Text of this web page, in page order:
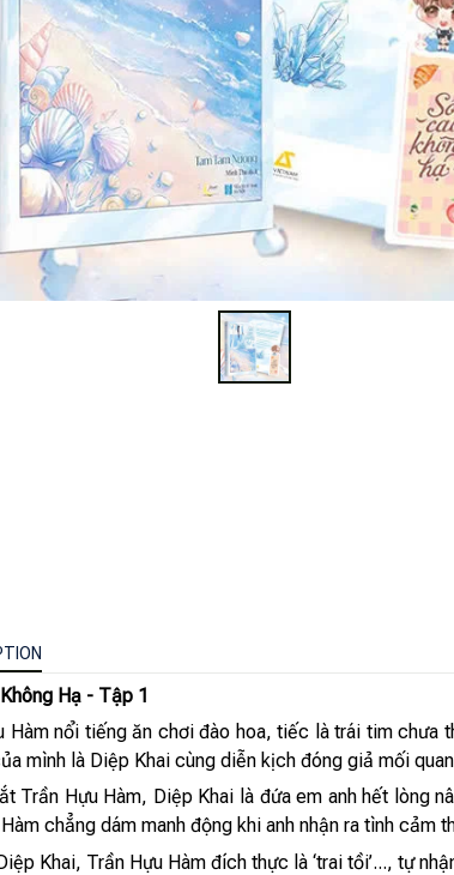
Hạ - Tập 1
Hàm nổi tiếng ăn chơi đào hoa, tiếc là trái tim chưa
mình là Diệp Khai cùng diễn kịch đóng giả mối
Trần Hựu Hàm, Diệp Khai là đứa em anh hết lòng
chẳng dám manh động khi anh nhận ra tình
Khai, Trần Hựu Hàm đích thực là ‘trai tồi’..., tự